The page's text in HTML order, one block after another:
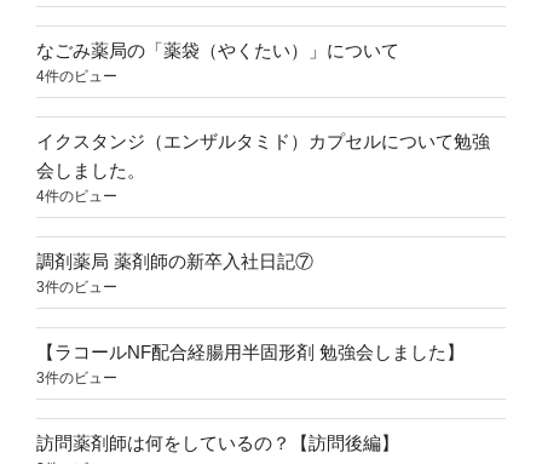
なごみ薬局の「薬袋（やくたい）」について
4件のビュー
イクスタンジ（エンザルタミド）カプセルについて勉強
会しました。
4件のビュー
調剤薬局 薬剤師の新卒入社日記⑦
3件のビュー
【ラコールNF配合経腸用半固形剤 勉強会しました】
3件のビュー
訪問薬剤師は何をしているの？【訪問後編】